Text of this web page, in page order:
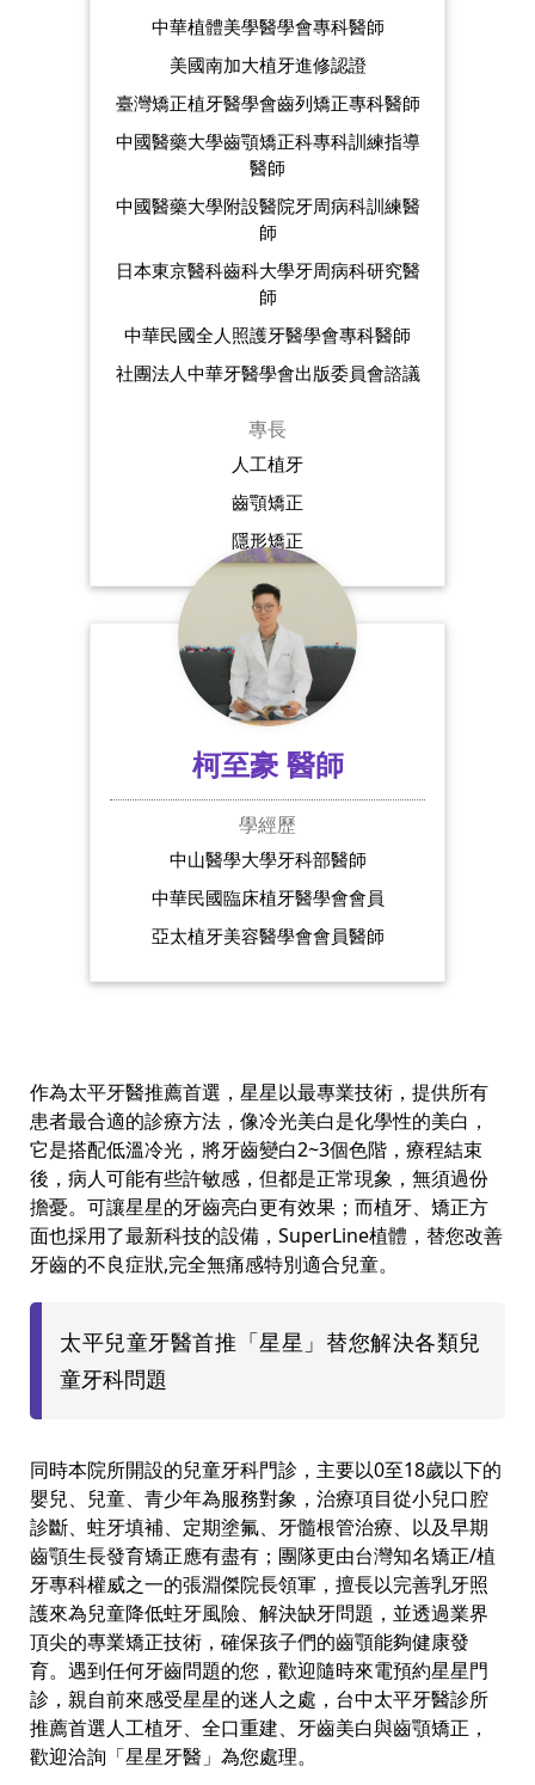
中華植體美學醫學會專科醫師
美國南加大植牙進修認證
臺灣矯正植牙醫學會齒列矯正專科醫師
中國醫藥大學齒顎矯正科專科訓練指導
醫師
中國醫藥大學附設醫院牙周病科訓練醫
師
日本東京醫科齒科大學牙周病科研究醫
師
中華民國全人照護牙醫學會專科醫師
社團法人中華牙醫學會出版委員會諮議
專長
人工植牙
齒顎矯正
隱形矯正
柯至豪 醫師
學經歷
中山醫學大學牙科部醫師
中華民國臨床植牙醫學會會員
亞太植牙美容醫學會會員醫師
作為太平牙醫推薦首選，星星以最專業技術，提供所有
患者最合適的診療方法，像冷光美白是化學性的美白，
它是搭配低溫冷光，將牙齒變白2~3個色階，療程結束
後，病人可能有些許敏感，但都是正常現象，無須過份
擔憂。可讓星星的牙齒亮白更有效果；而植牙、矯正方
面也採用了最新科技的設備，SuperLine植體，替您改善
牙齒的不良症狀,完全無痛感特別適合兒童。
太平兒童牙醫首推「星星」替您解決各類兒
童牙科問題
同時本院所開設的兒童牙科門診，主要以0至18歲以下的
嬰兒、兒童、青少年為服務對象，治療項目從小兒口腔
診斷、蛀牙填補、定期塗氟、牙髓根管治療、以及早期
齒顎生長發育矯正應有盡有；團隊更由台灣知名矯正/植
牙專科權威之一的張淵傑院長領軍，擅長以完善乳牙照
護來為兒童降低蛀牙風險、解決缺牙問題，並透過業界
頂尖的專業矯正技術，確保孩子們的齒顎能夠健康發
育。遇到任何牙齒問題的您，歡迎隨時來電預約星星門
診，親自前來感受星星的迷人之處，台中太平牙醫診所
推薦首選人工植牙、全口重建、牙齒美白與齒顎矯正，
歡迎洽詢「星星牙醫」為您處理。